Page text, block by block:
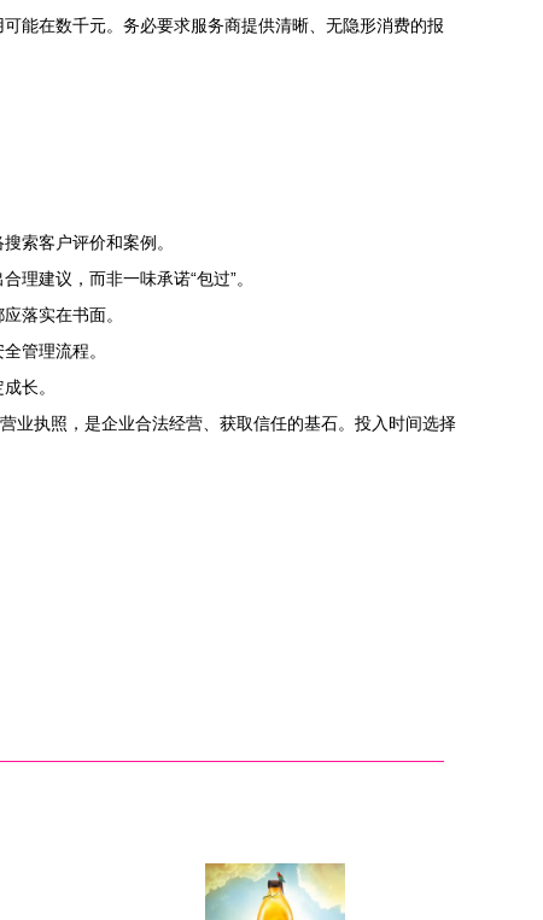
能在数千元。务必要求服务商提供清晰、无隐形消费的报
索客户评价和案例。
建议，而非一味承诺“包过”。
落实在书面。
管理流程。
长。
业执照，是企业合法经营、获取信任的基石。投入时间选择